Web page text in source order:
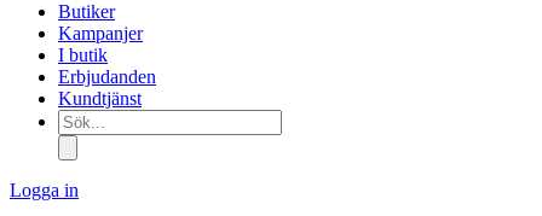
Butiker
Kampanjer
I butik
Erbjudanden
Kundtjänst
Sök...
Logga in